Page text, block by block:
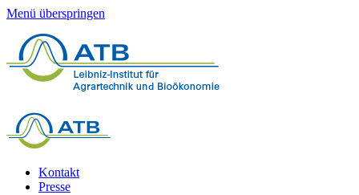
Menü überspringen
Kontakt
Presse